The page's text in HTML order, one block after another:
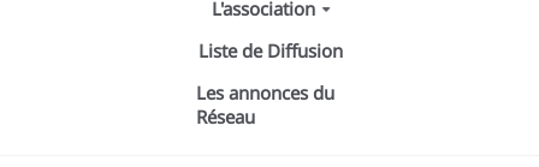
L'association
Liste de Diffusion
Les annonces du
Réseau